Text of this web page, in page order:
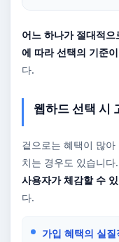
어느 하나가 절대적
에 따라 선택의 기준
다.
웹하드 선택 시
겉으로는 혜택이 많
치는 경우도 있습니
사용자가 체감할 수
다.
가입 혜택의 실